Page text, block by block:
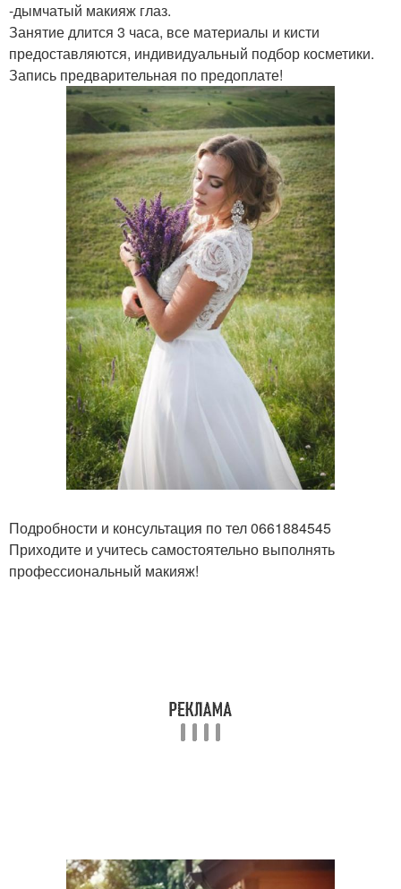
-дымчатый макияж глаз.
Занятие длится 3 часа, все материалы и кисти
предоставляются, индивидуальный подбор косметики.
Запись предварительная по предоплате!
Подробности и консультация по тел 0661884545
Приходите и учитесь самостоятельно выполнять
профессиональный макияж!